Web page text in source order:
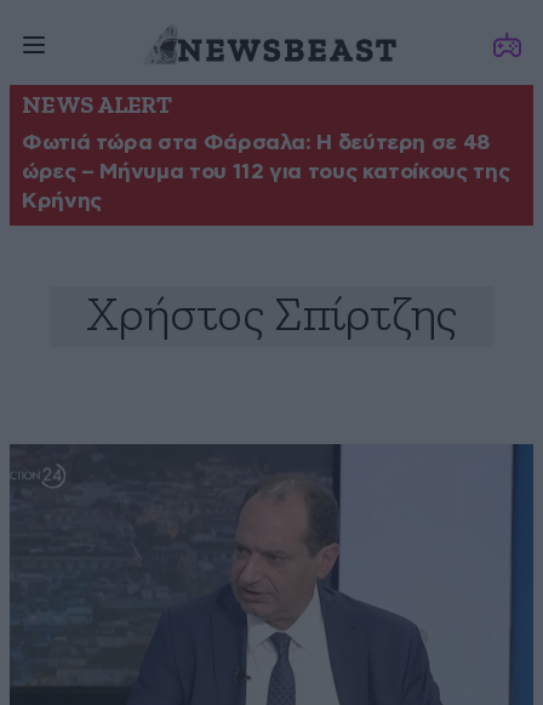
NEWS ALERT
Φωτιά τώρα στα Φάρσαλα: Η δεύτερη σε 48
ώρες – Μήνυμα του 112 για τους κατοίκους της
Κρήνης
Χρήστος Σπίρτζης